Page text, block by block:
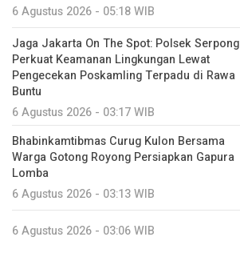
6 Agustus 2026 - 05:18 WIB
Jaga Jakarta On The Spot: Polsek Serpong
Perkuat Keamanan Lingkungan Lewat
Pengecekan Poskamling Terpadu di Rawa
Buntu
6 Agustus 2026 - 03:17 WIB
Bhabinkamtibmas Curug Kulon Bersama
Warga Gotong Royong Persiapkan Gapura
Lomba
6 Agustus 2026 - 03:13 WIB
6 Agustus 2026 - 03:06 WIB